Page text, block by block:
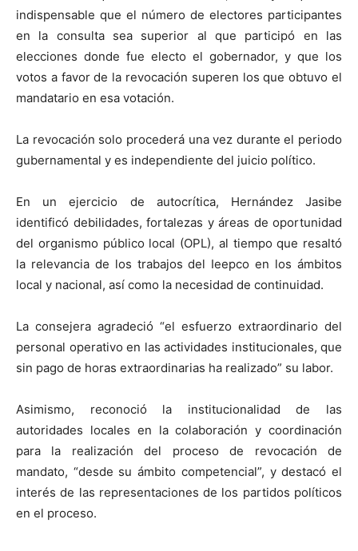
indispensable que el número de electores participantes
en la consulta sea superior al que participó en las
elecciones donde fue electo el gobernador, y que los
votos a favor de la revocación superen los que obtuvo el
mandatario en esa votación.
La revocación solo procederá una vez durante el periodo
gubernamental y es independiente del juicio político.
En un ejercicio de autocrítica, Hernández Jasibe
identificó debilidades, fortalezas y áreas de oportunidad
del organismo público local (OPL), al tiempo que resaltó
la relevancia de los trabajos del Ieepco en los ámbitos
local y nacional, así como la necesidad de continuidad.
La consejera agradeció “el esfuerzo extraordinario del
personal operativo en las actividades institucionales, que
sin pago de horas extraordinarias ha realizado” su labor.
Asimismo, reconoció la institucionalidad de las
autoridades locales en la colaboración y coordinación
para la realización del proceso de revocación de
mandato, “desde su ámbito competencial”, y destacó el
interés de las representaciones de los partidos políticos
en el proceso.